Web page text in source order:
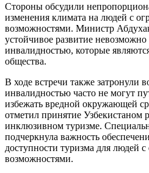
Стороны обсудили
изменения климата на людей с
возможностями. Министр
устойчивое развитие
инвалидностью, которые
общества.
В ходе встречи также затронули
инвалидностью часто не могут
избежать вредной окружающей
отметил принятие
инклюзивном туризме.
подчеркнула важность
доступности туризма для людей
возможностями.